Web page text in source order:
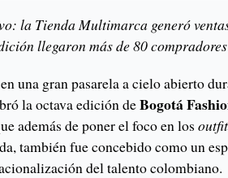
la Tienda Multimarca generó
llegaron más de 80
una gran pasarela a cielo abierto
la octava edición deBogotá
además de poner el foco en los
también fue concebido como un
del talento colombiano.